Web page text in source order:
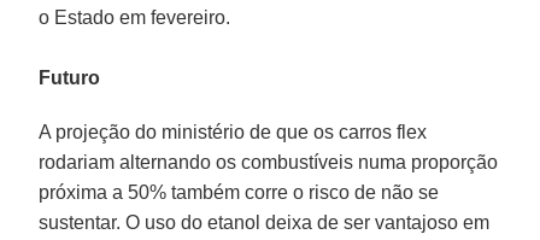
o Estado em fevereiro.
Futuro
A projeção do ministério de que os carros flex
rodariam alternando os combustíveis numa proporção
próxima a 50% também corre o risco de não se
sustentar. O uso do etanol deixa de ser vantajoso em